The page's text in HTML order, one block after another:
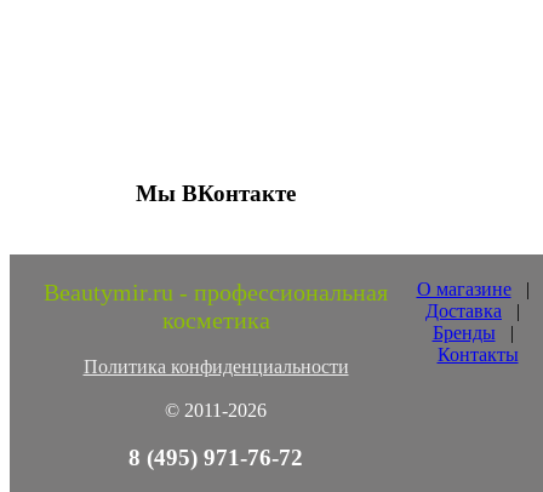
Мы ВКонтакте
Beautymir.ru - профессиональная
косметика
Политика конфиденциальности
© 2011-2026
О магазине|
Доставка |
Бренды |
Контакты
8 (495) 971-76-72